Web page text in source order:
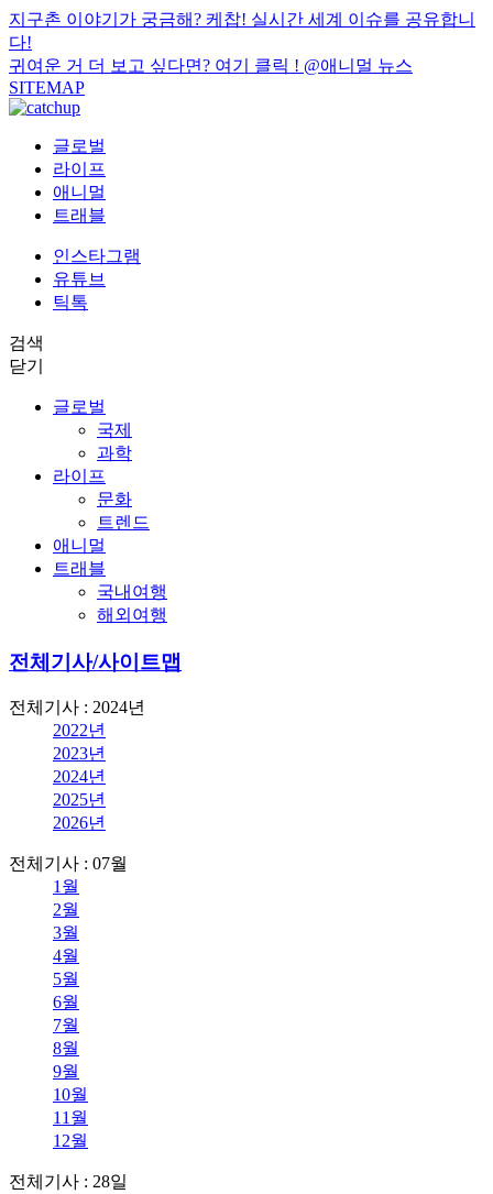
지구촌 이야기가 궁금해? 케찹! 실시간 세계 이슈를 공유합니
다!
귀여운 거 더 보고 싶다면? 여기 클릭 ! @애니멀 뉴스
SITEMAP
글로벌
라이프
애니멀
트래블
인스타그램
유튜브
틱톡
검색
닫기
글로벌
국제
과학
라이프
문화
트렌드
애니멀
트래블
국내여행
해외여행
전체기사/사이트맵
전체기사 : 2024년
2022년
2023년
2024년
2025년
2026년
전체기사 : 07월
1월
2월
3월
4월
5월
6월
7월
8월
9월
10월
11월
12월
전체기사 : 28일